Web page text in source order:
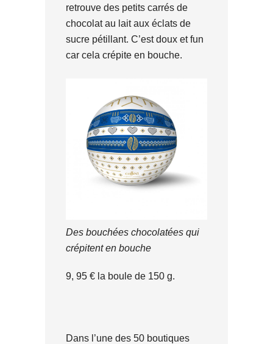
retrouve des petits carrés de
chocolat au lait aux éclats de
sucre pétillant. C’est doux et fun
car cela crépite en bouche.
Des bouchées chocolatées qui
crépitent en bouche
9, 95 € la boule de 150 g.
Dans l’une des 50 boutiques